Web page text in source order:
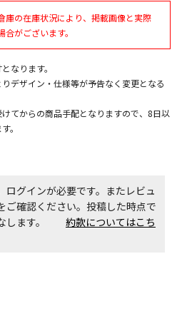
間をいただく場合がございます。
年末年始などの長期休業期間中
出荷対応となります。
れた商品です
額・施工日はお打ち合わせの上、
が必要な商品です。別途費用が発
の在庫状況により、掲載画像と実際
がございます。
なります。
デザイン・仕様等が予告なく変更となる
てからの商品手配となりますので、8日以
。
ログインが必要です。またレビュ
ご確認ください。投稿した時点で
なします。 約款についてはこち